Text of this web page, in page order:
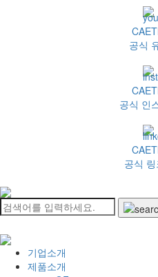
공식
공식 인
공식
기업소개
제품소개